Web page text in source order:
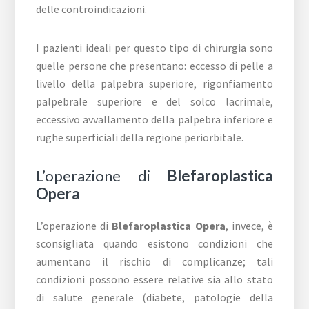
delle controindicazioni.
I pazienti ideali per questo tipo di chirurgia sono
quelle persone che presentano: eccesso di pelle a
livello della palpebra superiore, rigonfiamento
palpebrale superiore e del solco lacrimale,
eccessivo avvallamento della palpebra inferiore e
rughe superficiali della regione periorbitale.
L’operazione di Blefaroplastica
Opera
L’operazione di Blefaroplastica Opera, invece, è
sconsigliata quando esistono condizioni che
aumentano il rischio di complicanze; tali
condizioni possono essere relative sia allo stato
di salute generale (diabete, patologie della